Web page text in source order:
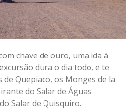
chave de ouro, uma ida à
dura o dia todo, e te
de Quepiaco, os Monges de la
do Salar de Águas
Salar de Quisquiro.